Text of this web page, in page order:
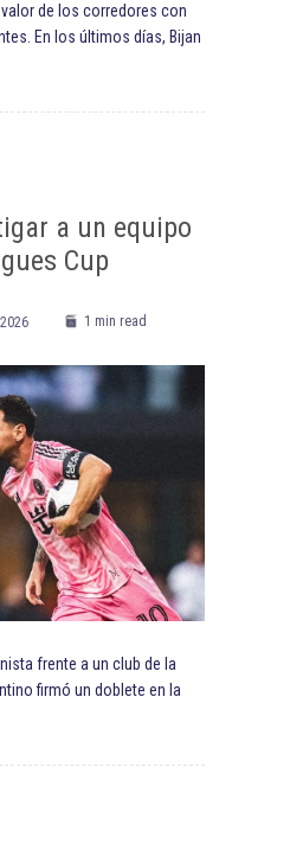
valor de los corredores con
En los últimos días, Bijan
a un equipo
Cup
1 min read
frente a un club de la
firmó un doblete en la